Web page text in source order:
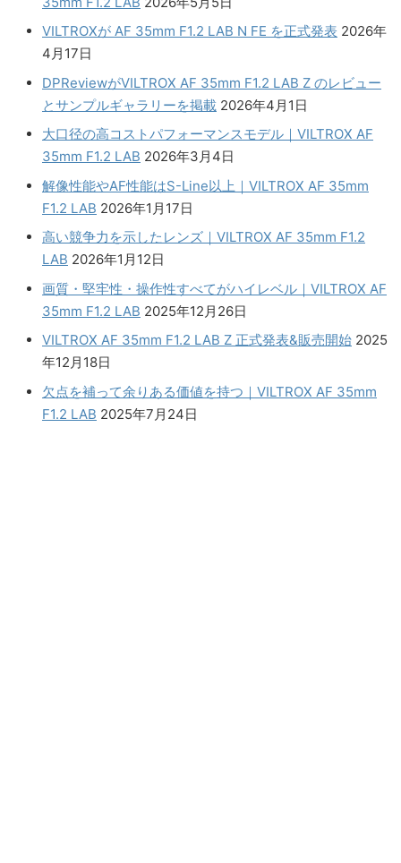
VILTROXが AF 35mm F1.2 LAB N FE を正式発表 2026年
4月17日
DPReviewがVILTROX AF 35mm F1.2 LAB Z のレビュー
とサンプルギャラリーを掲載 2026年4月1日
大口径の高コストパフォーマンスモデル｜VILTROX AF
35mm F1.2 LAB 2026年3月4日
解像性能やAF性能はS-Line以上｜VILTROX AF 35mm
F1.2 LAB 2026年1月17日
高い競争力を示したレンズ｜VILTROX AF 35mm F1.2
LAB 2026年1月12日
画質・堅牢性・操作性すべてがハイレベル｜VILTROX AF
35mm F1.2 LAB 2025年12月26日
VILTROX AF 35mm F1.2 LAB Z 正式発表&販売開始 2025
年12月18日
欠点を補って余りある価値を持つ｜VILTROX AF 35mm
F1.2 LAB 2025年7月24日